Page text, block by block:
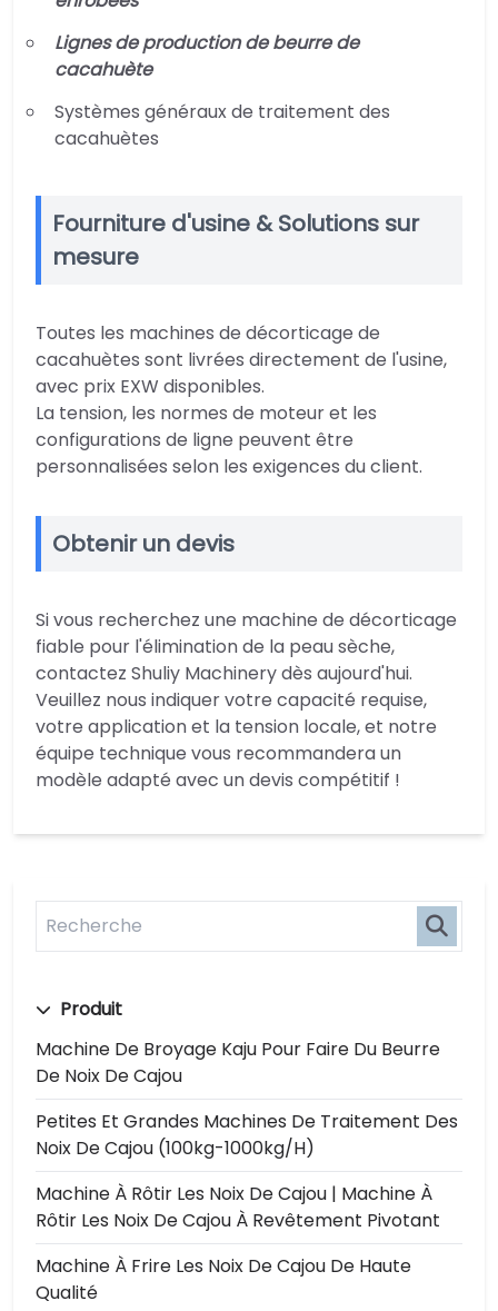
Lignes de production de beurre de
cacahuète
Systèmes généraux de traitement des
cacahuètes
Fourniture d'usine & Solutions sur
mesure
Toutes les machines de décorticage de
cacahuètes sont livrées directement de l'usine,
avec prix EXW disponibles.
La tension, les normes de moteur et les
configurations de ligne peuvent être
personnalisées selon les exigences du client.
Obtenir un devis
Si vous recherchez une machine de décorticage
fiable pour l'élimination de la peau sèche,
contactez Shuliy Machinery dès aujourd'hui.
Veuillez nous indiquer votre capacité requise,
votre application et la tension locale, et notre
équipe technique vous recommandera un
modèle adapté avec un devis compétitif !
Produit
Machine De Broyage Kaju Pour Faire Du Beurre
De Noix De Cajou
Petites Et Grandes Machines De Traitement Des
Noix De Cajou (100kg-1000kg/h)
Machine À Rôtir Les Noix De Cajou | Machine À
Rôtir Les Noix De Cajou À Revêtement Pivotant
Machine À Frire Les Noix De Cajou De Haute
Qualité